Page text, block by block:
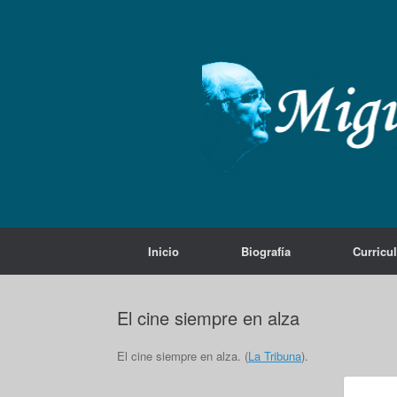
Inicio Biografía
El cine siempre en alza
El cine siempre en alza. (La Tribuna).